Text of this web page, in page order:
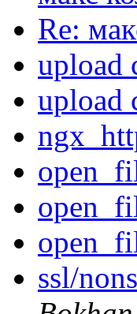
Re:
upload
upload
ssl/